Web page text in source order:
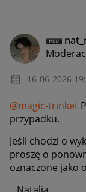
‎16-06-2026
@magic-trinket
przypadku.
Jeśli chodzi o
proszę o
oznaczone jako